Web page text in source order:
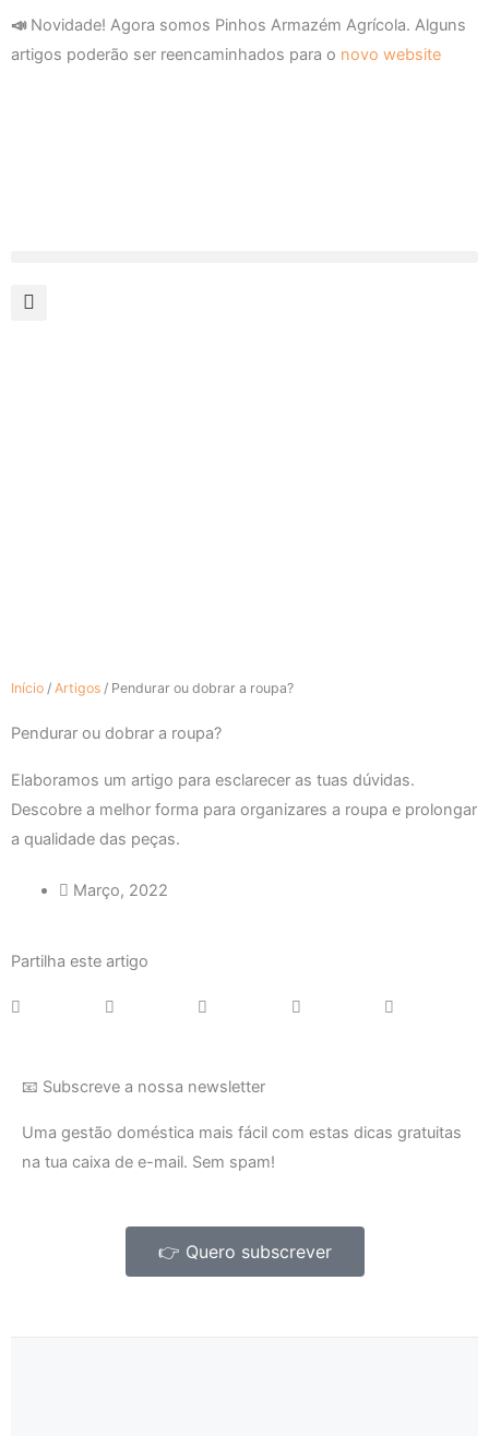
📣 Novidade! Agora somos Pinhos Armazém Agrícola. Alguns
artigos poderão ser reencaminhados para o novo website
Início / Artigos / Pendurar ou dobrar a roupa?
Pendurar ou dobrar a roupa?
Elaboramos um artigo para esclarecer as tuas dúvidas.
Descobre a melhor forma para organizares a roupa e prolongar
a qualidade das peças.
Março, 2022
Partilha este artigo
📧 Subscreve a nossa newsletter
Uma gestão doméstica mais fácil com estas dicas gratuitas
na tua caixa de e-mail. Sem spam!
👉 Quero subscrever